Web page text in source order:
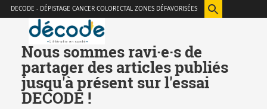
Aller
au
Navigation
Accès
directs
Connexion
DECODE - DÉPISTAGE CANCER COLORECTAL ZONES DÉFAVORISÉES
Nous sommes ravi·e·s de
partager des articles publiés
jusqu'à présent sur l'essai
DECODE !